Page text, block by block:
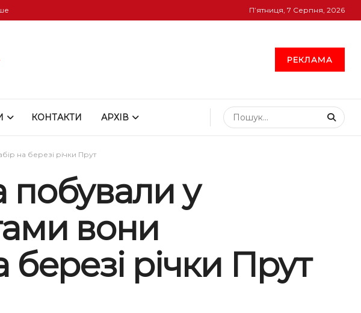
П’ятниця, 7 Серпня, 2026
РЕКЛАМА
КОНТАКТИ АРХІВ
на березі річки Прут
побували у
вони
річки Прут